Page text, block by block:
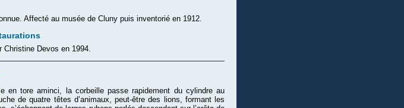
Affecté au musée de Cluny puis inventorié en 1912.
Christine Devos en 1994.
en tore aminci, la corbeille passe rapidement du cylindre au
de quatre têtes d’animaux, peut-être des lions, formant les